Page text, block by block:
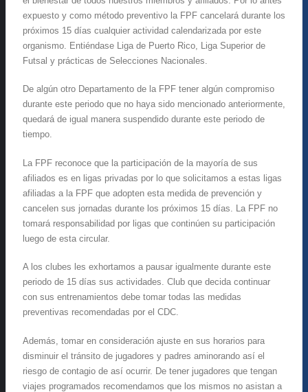
expuesto y como método preventivo la FPF cancelará durante los
próximos 15 días cualquier actividad calendarizada por este
organismo. Entiéndase Liga de Puerto Rico, Liga Superior de
Futsal y prácticas de Selecciones Nacionales.
De algún otro Departamento de la FPF tener algún compromiso
durante este periodo que no haya sido mencionado anteriormente,
quedará de igual manera suspendido durante este periodo de
tiempo.
La FPF reconoce que la participación de la mayoría de sus
afiliados es en ligas privadas por lo que solicitamos a estas ligas
afiliadas a la FPF que adopten esta medida de prevención y
cancelen sus jornadas durante los próximos 15 días. La FPF no
tomará responsabilidad por ligas que continúen su participación
luego de esta circular.
A los clubes les exhortamos a pausar igualmente durante este
periodo de 15 días sus actividades. Club que decida continuar
con sus entrenamientos debe tomar todas las medidas
preventivas recomendadas por el CDC.
Además, tomar en consideración ajuste en sus horarios para
disminuir el tránsito de jugadores y padres aminorando así el
riesgo de contagio de así ocurrir. De tener jugadores que tengan
viajes programados recomendamos que los mismos no asistan a